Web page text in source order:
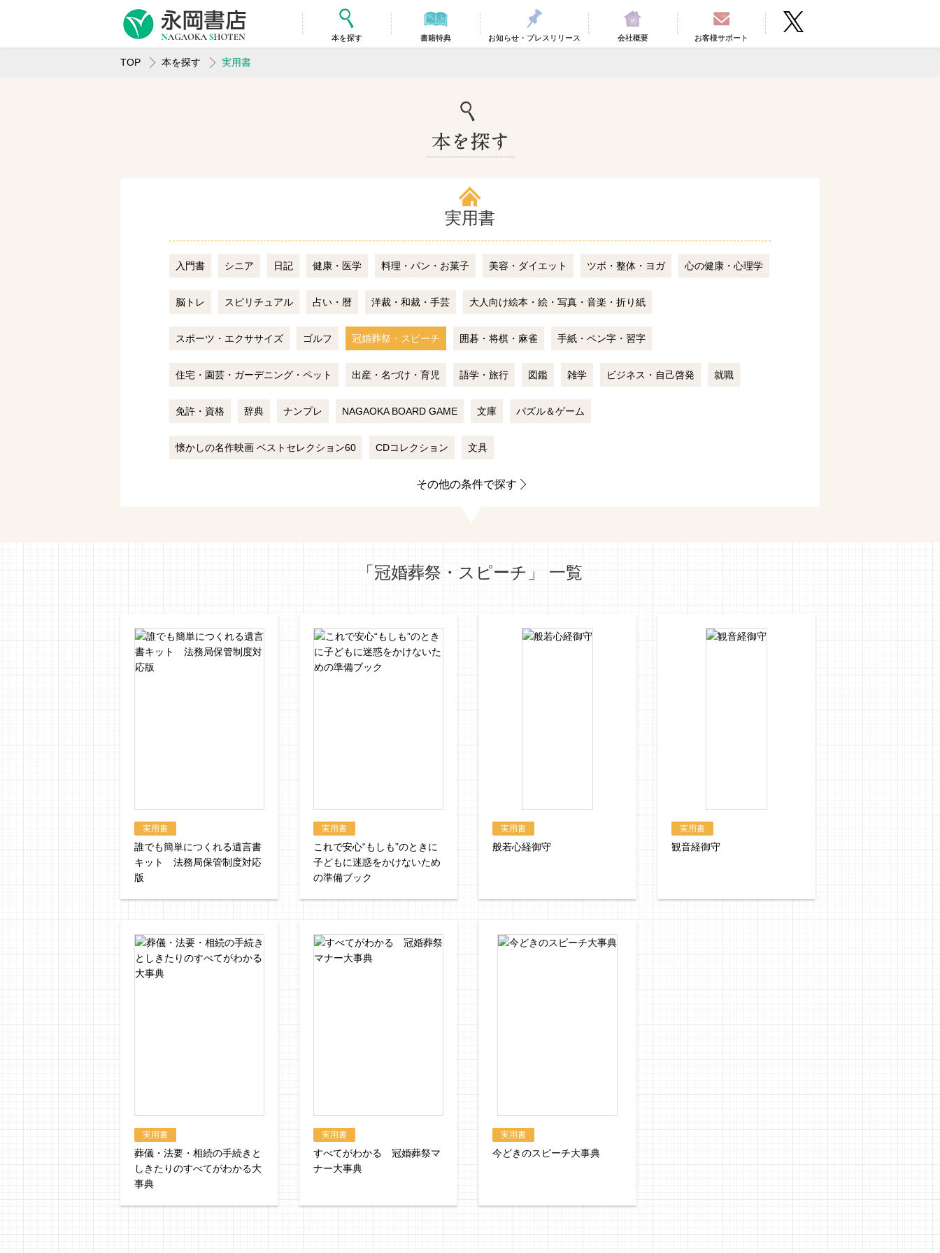
本を探す 書籍特典 お知らせ・プレスリリース 会社概要 お客様サポート
TOP 本を探す 実用書
実用書
入門書 シニア 日記 健康・医学 料理・パン・お菓子 美容・ダイエット ツボ・整体・ヨガ 心の健康・心理学
脳トレ スピリチュアル 占い・暦 洋裁・和裁・手芸 大人向け絵本・絵・写真・音楽・折り紙
スポーツ・エクササイズ ゴルフ 冠婚葬祭・スピーチ 囲碁・将棋・麻雀 手紙・ペン字・習字
住宅・園芸・ガーデニング・ペット 出産・名づけ・育児 語学・旅行 図鑑 雑学 ビジネス・自己啓発 就職
免許・資格 辞典 ナンプレ NAGAOKA BOARD GAME 文庫 パズル＆ゲーム
懐かしの名作映画 ベストセレクション60 CDコレクション 文具
その他の条件で探す
「冠婚葬祭・スピーチ」 一覧
実用書
誰でも簡単につくれる遺言書
キット 法務局保管制度対応
版
実用書
これで安心“もしも”のときに
子どもに迷惑をかけないため
の準備ブック
実用書
般若心経御守
実用書
観音経御守
実用書
葬儀・法要・相続の手続きと
しきたりのすべてがわかる大
事典
実用書
すべてがわかる 冠婚葬祭マ
ナー大事典
実用書
今どきのスピーチ大事典